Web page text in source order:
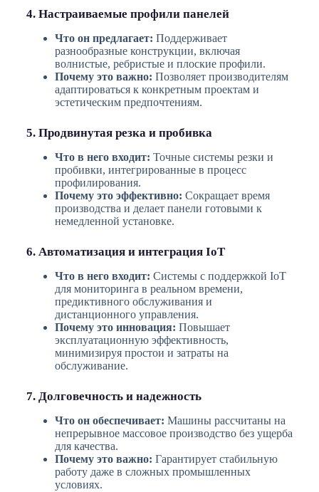
4. Настраиваемые профили панелей
Что он предлагает: Поддерживает
разнообразные конструкции, включая
волнистые, ребристые и плоские профили.
Почему это важно: Позволяет производителям
адаптироваться к конкретным проектам и
эстетическим предпочтениям.
5. Продвинутая резка и пробивка
Что в него входит: Точные системы резки и
пробивки, интегрированные в процесс
профилирования.
Почему это эффективно: Сокращает время
производства и делает панели готовыми к
немедленной установке.
6. Автоматизация и интеграция IoT
Что в него входит: Системы с поддержкой IoT
для мониторинга в реальном времени,
предиктивного обслуживания и
дистанционного управления.
Почему это инновация: Повышает
эксплуатационную эффективность,
минимизируя простои и затраты на
обслуживание.
7. Долговечность и надежность
Что он обеспечивает: Машины рассчитаны на
непрерывное массовое производство без ущерба
для качества.
Почему это важно: Гарантирует стабильную
работу даже в сложных промышленных
условиях.